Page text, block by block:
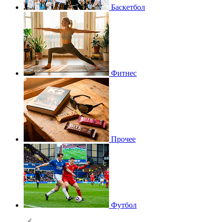
Баскетбол
Фитнес
Прочее
Футбол